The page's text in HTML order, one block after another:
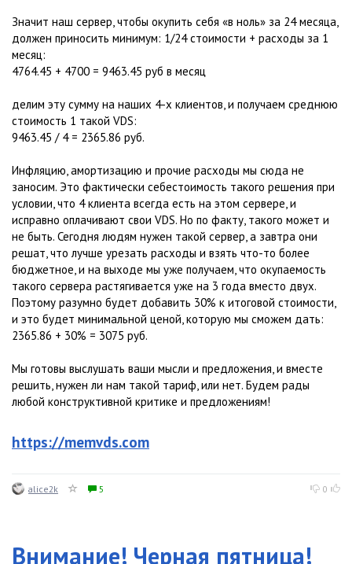
Значит наш сервер, чтобы окупить себя «в ноль» за 24 месяца,
должен приносить минимум: 1/24 стоимости + расходы за 1
месяц:
4764.45 + 4700 = 9463.45 руб в месяц
делим эту сумму на наших 4-х клиентов, и получаем среднюю
стоимость 1 такой VDS:
9463.45 / 4 = 2365.86 руб.
Инфляцию, амортизацию и прочие расходы мы сюда не
заносим. Это фактически себестоимость такого решения при
условии, что 4 клиента всегда есть на этом сервере, и
исправно оплачивают свои VDS. Но по факту, такого может и
не быть. Сегодня людям нужен такой сервер, а завтра они
решат, что лучше урезать расходы и взять что-то более
бюджетное, и на выходе мы уже получаем, что окупаемость
такого сервера растягивается уже на 3 года вместо двух.
Поэтому разумно будет добавить 30% к итоговой стоимости,
и это будет минимальной ценой, которую мы сможем дать:
2365.86 + 30% = 3075 руб.
Мы готовы выслушать ваши мысли и предложения, и вместе
решить, нужен ли нам такой тариф, или нет. Будем рады
любой конструктивной критике и предложениям!
https://memvds.com
alice2k 5 0
Внимание! Черная пятница!